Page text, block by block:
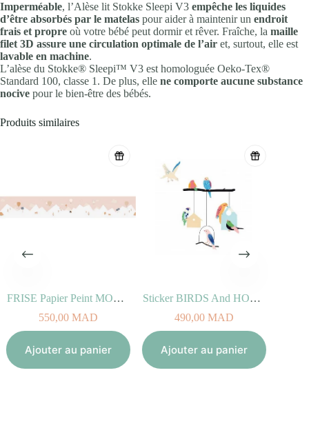
Imperméable, l’Alèse lit Stokke Sleepi V3 empêche les liquides
d’être absorbés par le matelas pour aider à maintenir un endroit
frais et propre où votre bébé peut dormir et rêver. Fraîche, la maille
filet 3D assure une circulation optimale de l’air et, surtout, elle est
lavable en machine.
L’alèse du Stokke® Sleepi™ V3 est homologuée Oeko-Tex®
Standard 100, classe 1. De plus, elle ne comporte aucune substance
nocive pour le bien-être des bébés.​
Produits similaires
FRISE Papier Peint MONGOLFIERE
550,00MAD
Ajouter au panier
Sticker BIRDS And HOUSES (100% vinyle, 50x40cm)
490,00MAD
Ajouter au panier